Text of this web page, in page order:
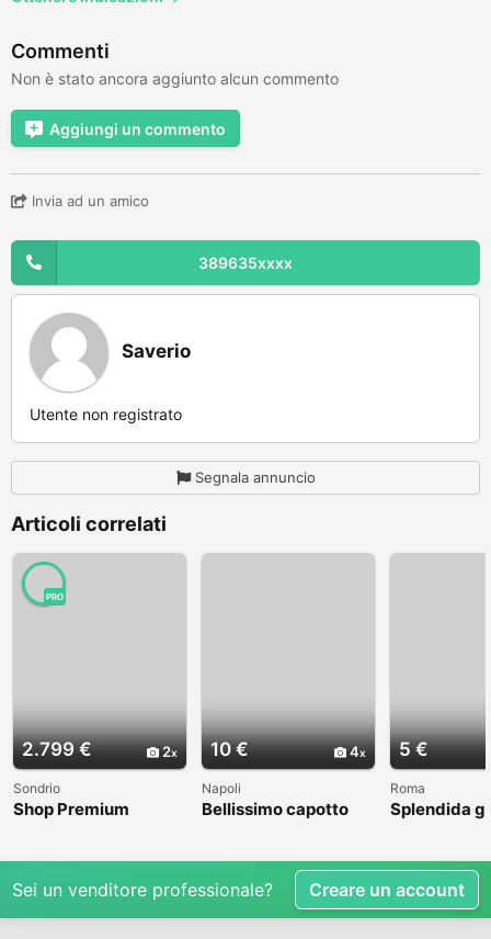
Commenti
Non è stato ancora aggiunto alcun commento
Aggiungi un commento
Invia ad un amico
389635xxxx
Saverio
Utente non registrato
Segnala annuncio
Articoli correlati
2.799 € 2
PRO
Sondrio
Shop Premium
10 € 4
Napoli
Bellissimo capotto
5 €
Roma
Splendida
invernale
Sei un venditore professionale? Creare un account